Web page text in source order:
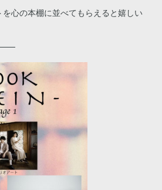
心の本棚に並べてもらえると嬉しい